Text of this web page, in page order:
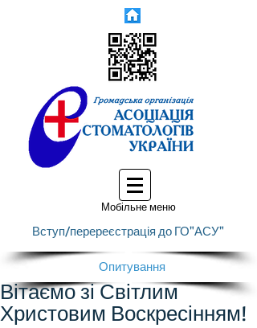
Мобільне меню
Вступ/перереєстрація до ГО"АСУ"
Опитування
Вітаємо зі Світлим
Христовим Воскресінням!